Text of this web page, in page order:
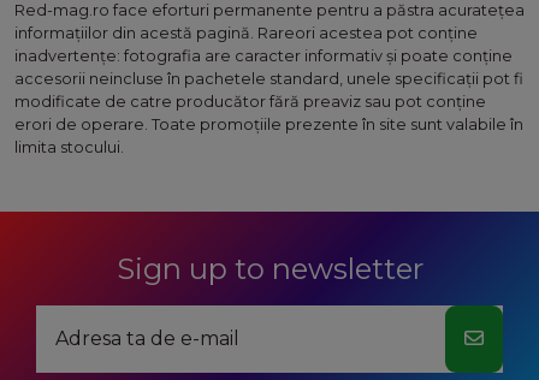
Red-mag.ro face eforturi permanente pentru a păstra acurateţea
informaţiilor din acestă pagină. Rareori acestea pot conţine
inadvertenţe: fotografia are caracter informativ şi poate conţine
accesorii neincluse în pachetele standard, unele specificaţii pot fi
modificate de catre producător fără preaviz sau pot conţine
erori de operare. Toate promoţiile prezente în site sunt valabile în
limita stocului.
Sign up to newsletter